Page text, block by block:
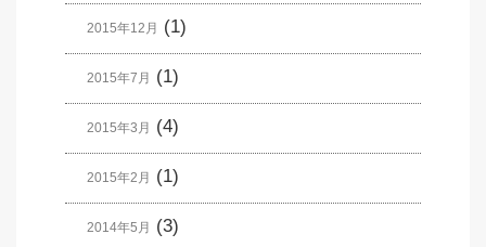
2015年12月 (1)
2015年7月 (1)
2015年3月 (4)
2015年2月 (1)
2014年5月 (3)